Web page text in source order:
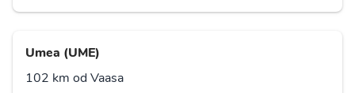
Umea (UME)
102 km od Vaasa